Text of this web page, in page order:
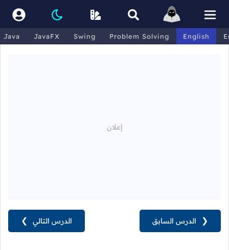
Java JavaFX Swing Problem Solving English
الدرس التالي ❯ ❮ الدرس السابق